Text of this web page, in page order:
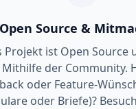
Open Source &
Projekt ist Open Source
der Community.
oder Feature-
oder Briefe)?